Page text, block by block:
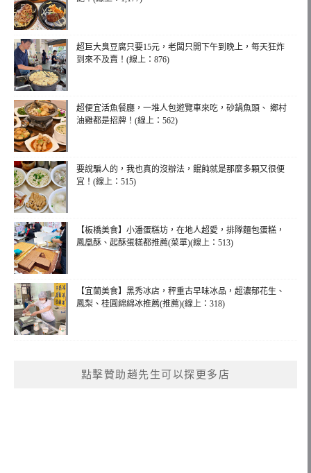
超巨大臭豆腐只要15元，老闆只開下午到晚上，每天狂炸
到來不及賣！(線上：876)
超便宜活魚餐廳，一堆人包遊覽車來吃，砂鍋魚頭、 鄉村
油雞都是招牌！(線上：562)
要說騙人的，我也真的沒辦法，餛飩就是那麼多顆又很便
宜！(線上：515)
【板橋美食】小潘蛋糕坊，在地人超愛，排隊麵包蛋糕，
鳳凰酥、起酥蛋糕都推薦(菜單)(線上：513)
【宜蘭美食】黑秀冰店，秤重古早味冰品，超濃郁花生、
鳳梨、桂圓綿綿冰推薦(推薦)(線上：318)
點擊贊助趙先生可以探更多店